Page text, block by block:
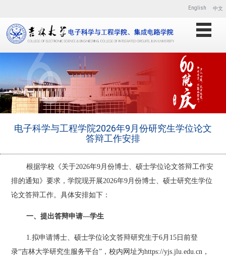
English 中文
电子科学与工程学院2026年9月份研究生学位论文
答辩工作安排
根据学校《关于2026年9 月份博士、硕士学位论文答辩工作安
排的通知》要求，学院现开展2026年9 月份博士、硕士研究生学位
论文答辩工作。具体安排如下：
一、提出答辩申请—学生
1.拟申请博士、硕士学位论文答辩研究生于6 月 15 日前登
录“吉林大学研究生服务平台”，校内网址为https://yjs.jlu.edu.cn，